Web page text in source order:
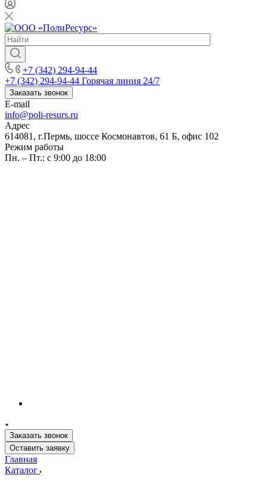
+7 (342) 294-94-44
+7 (342) 294-94-44 Горячая линия 24/7
Заказать звонок
E-mail
info@poli-resurs.ru
Адрес
614081, г.Пермь, шоссе Космонавтов, 61 Б, офис 102
Режим работы
Пн. – Пт.: с 9:00 до 18:00
Заказать звонок
Оставить заявку
Главная
Каталог